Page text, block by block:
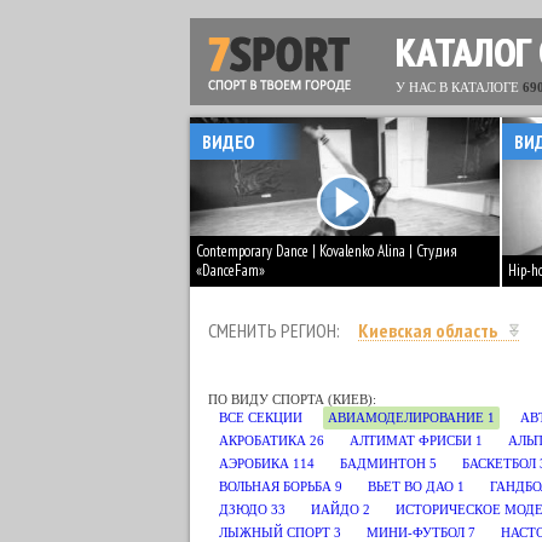
У НАС В КАТАЛОГЕ
Contemporary Dance | Kovalenko Alina | Студия
«DanceFam»
ВИДЕО
Hip-
СМЕНИТЬ РЕГИОН: Киевская область
ПО ВИДУ СПОРТА (КИЕВ):
ВСЕ СЕКЦИИ
АВИАМОДЕЛИРОВАНИЕ 1
АКРОБАТИКА 26 АЛТИМАТ ФРИСБИ 1
АЭРОБИКА 114 БАДМИНТОН 5 БАСКЕТБОЛ
ВОЛЬНАЯ БОРЬБА 9 ВЬЕТ ВО ДАО 1
ДЗЮДО 33 ИАЙДО 2 ИСТОРИЧЕСКОЕ
ЛЫЖНЫЙ СПОРТ 3 МИНИ-ФУТБОЛ 7